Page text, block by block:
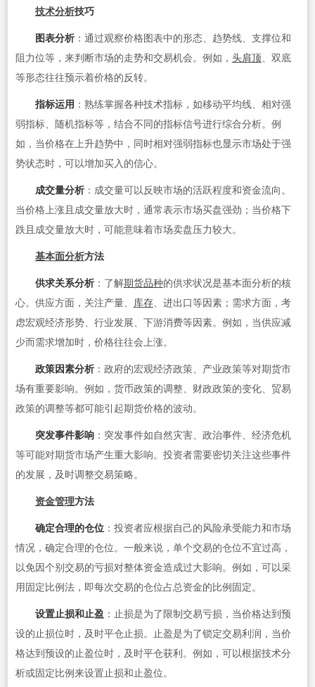
技术分析技巧
图表分析：通过观察价格图表中的形态、趋势线、支撑位和
阻力位等，来判断市场的走势和交易机会。例如， 头肩顶 、双底
等形态往往预示着价格的反转。
指标运用 ：熟练掌握各种技术指标，如移动平均线、相对强
弱指标、随机指标等，结合不同的指标信号进行综合分析。例
如，当价格在上升趋势中，同时相对强弱指标也显示市场处于强
势状态时，可以增加买入的信心。
成交量分析：成交量可以反映市场的活跃程度和资金流向。
当价格上涨且成交量放大时，通常表示市场买盘强劲；当价格下
跌且成交量放大时，可能意味着市场卖盘压力较大。
基本面分析方法
供求关系分析：了解期货品种的供求状况是基本面分析的核
心。供应方面，关注产量、
库存、进出口等因素；需求方面，考
虑宏观经济形势、行业发展、下游消费等因素。例如，当供应减
少而需求增加时，价格往往会上涨。
政策因素分析：政府的宏观经济政策、产业政策等对期货市
场有重要影响。例如，货币政策的调整、财政政策的变化、贸易
政策的调整等都可能引起期货价格的波动。
突发事件影响：突发事件如自然灾害、政治事件、经济危机
等可能对期货市场产生重大影响。投资者需要密切关注这些事件
的发展，及时调整交易策略。
资金管理方法
确定合理的仓位：投资者应根据自己的风险承受能力和市场
情况，确定合理的仓位。一般来说，单个交易的仓位不宜过高，
以免因个别交易的亏损对整体资金造成过大影响。例如，可以采
用固定比例法，即每次交易的仓位占总资金的比例固定。
设置止损和止盈 ：止损是为了限制交易亏损，当价格达到预
设的止损位时，及时平仓止损。止盈是为了锁定交易利润，当价
格达到预设的止盈位时，及时平仓获利。例如，可以根据技术分
析或固定比例来设置止损和止盈位。